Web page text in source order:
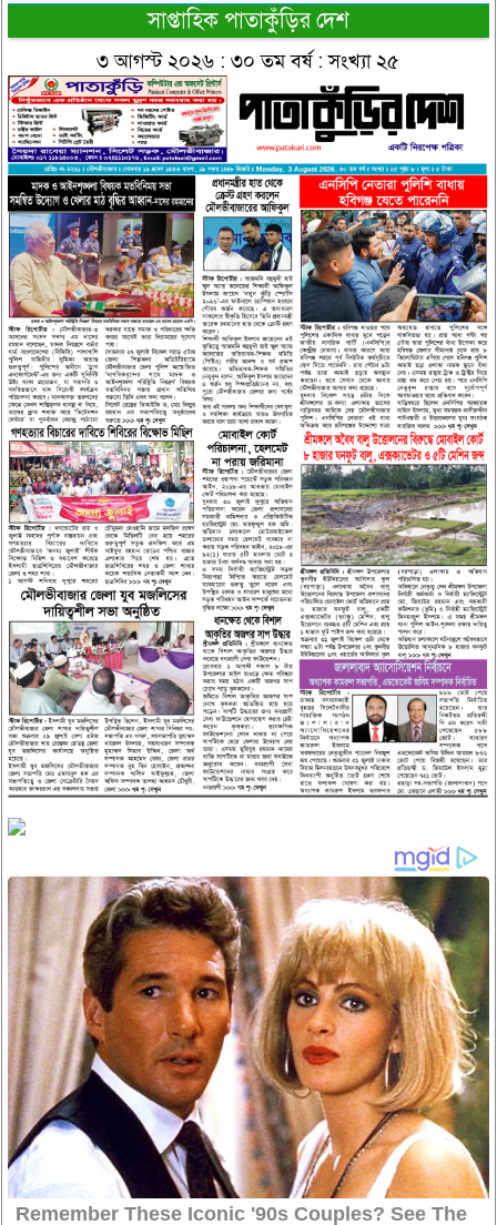
সাপ্তাহিক পাতাকুঁড়ির দেশ
৩ আগস্ট ২০২৬ : ৩০ তম বর্ষ : সংখ্যা ২৫